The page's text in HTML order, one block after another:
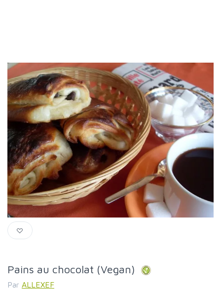
Pains au chocolat (Vegan)
Par ALLEXEF